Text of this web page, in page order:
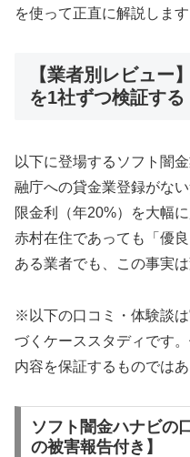
を使って正直に解説します
【業者別レビュー
を1社ずつ検証する
以下に登場するソフト闇
融庁への貸金業登録がな
限金利（年20%）を大幅
赤村在住であっても「優
ある業者でも、この事実は
※以下の口コミ・体験談
づくケーススタディです
内容を保証するものではあ
ソフト闇金ハナビの
の被害報告付き】